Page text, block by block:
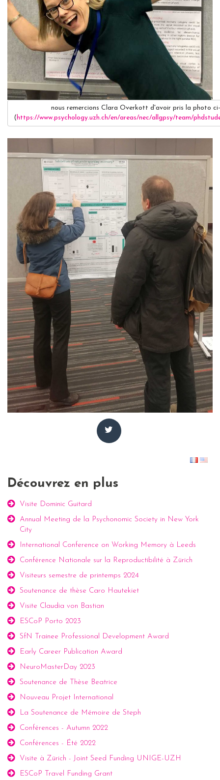
nous remercions Clara Overkott d'avoir pris la photo ci-
(https://www.psychology.uzh.ch/en/areas/nec/allgpsy/team/
Découvrez en plus
Visite Dominic Guitard
Annual Meeting de la Psychonomic Society in New York
City
International Conference on Working Memory à Leeds
Conférence Nationale sur la Reproductibilité à Zürich
Visiteurs semestre de printemps 2024
Soutenance de thèse Caro Hautekiet
Visite Claudia von Bastian
ESCoP Porto 2023
SfN Trainee Professional Development Award
Early Career Publication Award
NeuroMasterDay 2023
Soutenance de Thèse Beatrice
Nouveau Projet International
La Soutenance de Mémoire de Steph
Conférences - Autumn 2022
Conférences - Été 2022
Visite à Zürich - Joint Seed Funding UNIGE-UZH
ESCoP Travel Funding Grant